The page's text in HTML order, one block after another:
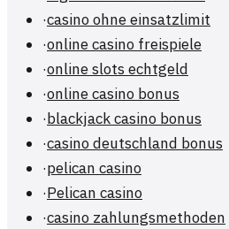
·casino ohne einsatzlimit
·online casino freispiele
·online slots echtgeld
·online casino bonus
·blackjack casino bonus
·casino deutschland bonus
·pelican casino
·Pelican casino
·casino zahlungsmethoden